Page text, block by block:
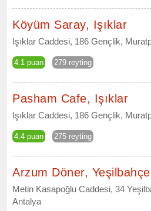
Köyüm Saray, Işıklar
Işıklar Caddesi, 186 Gençlik,
4.1 puan 279 reyting
Pasham Cafe, Işıklar
Işıklar Caddesi, 186 Gençlik,
4.4 puan 275 reyting
Arzum Döner, Yeşilbahçe
Metin Kasapoğlu Caddesi, 34
Antalya